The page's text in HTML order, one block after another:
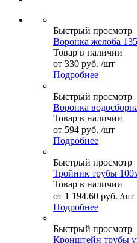
Быстрый просмотр
Воронка желоба
Товар в наличии
от 330 руб. /шт
Подробнее
Быстрый просмотр
Воронка
Товар в наличии
от 594 руб. /шт
Подробнее
Быстрый просмотр
Тройник трубы
Товар в наличии
от 1 194.60 руб. /шт
Подробнее
Быстрый просмотр
Кронштейн трубы